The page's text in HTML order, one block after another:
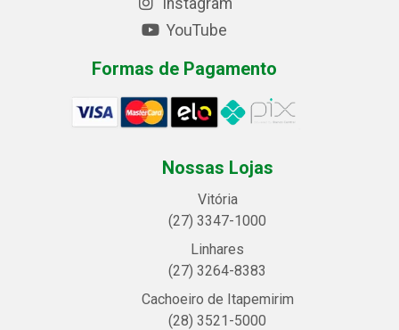
Instagram
YouTube
Formas de Pagamento
Nossas Lojas
Vitória
(27) 3347-1000
Linhares
(27) 3264-8383
Cachoeiro de Itapemirim
(28) 3521-5000